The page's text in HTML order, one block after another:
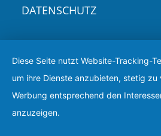
DATENSCHUTZ
Diese Seite nutzt Website-Tracking-
um ihre Dienste anzubieten, stetig zu
Werbung entsprechend den
anzuzeigen.